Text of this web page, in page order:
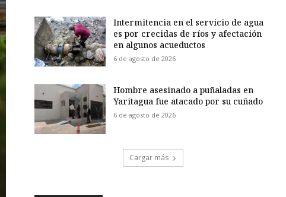
Intermitencia en el servicio de agua
es por crecidas de ríos y afectación
en algunos acueductos
6 de agosto de 2026
Hombre asesinado a puñaladas en
Yaritagua fue atacado por su cuñado
6 de agosto de 2026
Cargar más